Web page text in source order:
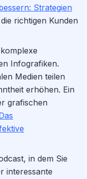
Strategien
richtigen Kunden
Infografiken.
Medien teilen
erhöhen. Ein
grafischen
in dem Sie
interessante